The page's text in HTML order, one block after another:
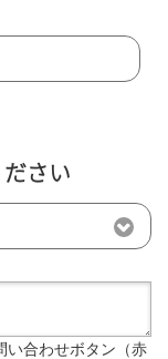
さい
い合わせボタン（赤